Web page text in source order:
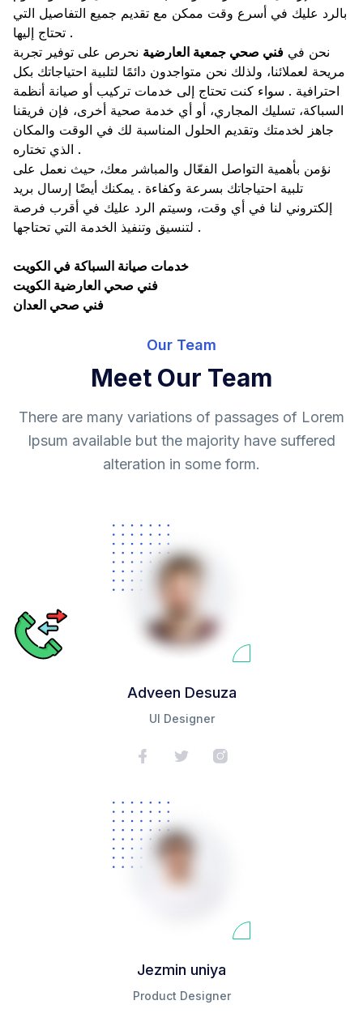
بالرد عليك في أسرع وقت ممكن مع تقديم جميع التفاصيل التي
تحتاج إليها .
نحن في فني صحي جمعية العارضية نحرص على توفير تجربة
مريحة لعملائنا، ولذلك نحن متواجدون دائمًا لتلبية احتياجاتك بكل
احترافية . سواء كنت تحتاج إلى خدمات تركيب أو صيانة أنظمة
السباكة، تسليك المجاري، أو أي خدمة صحية أخرى، فإن فريقنا
جاهز لخدمتك وتقديم الحلول المناسبة لك في الوقت والمكان
الذي تختاره .
نؤمن بأهمية التواصل الفعّال والمباشر معك، حيث نعمل على
تلبية احتياجاتك بسرعة وكفاءة . يمكنك أيضًا إرسال بريد
إلكتروني لنا في أي وقت، وسيتم الرد عليك في أقرب فرصة
لتنسيق وتنفيذ الخدمة التي تحتاجها .
خدمات صيانة السباكة في الكويت
فني صحي العارضية الكويت
فني صحي العدان
Our Team
Meet Our Team
There are many variations of passages of Lorem
Ipsum available but the majority have suffered
alteration in some form.
Adveen Desuza
UI Designer
Jezmin uniya
Product Designer